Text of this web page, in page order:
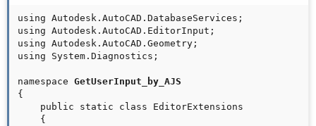
using Autodesk.AutoCAD.DatabaseServices;
using Autodesk.AutoCAD.EditorInput;
using Autodesk.AutoCAD.Geometry;
using System.Diagnostics;
namespace GetUserInput_by_AJS
{
    public static class EditorExtensions
    {